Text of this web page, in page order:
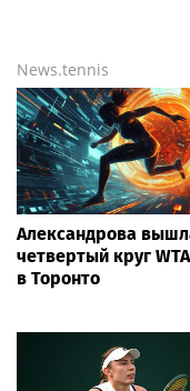
News.tennis
Александрова
четвертый круг
в Торонто